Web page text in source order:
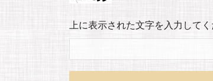
上に表示された文字を入力してく